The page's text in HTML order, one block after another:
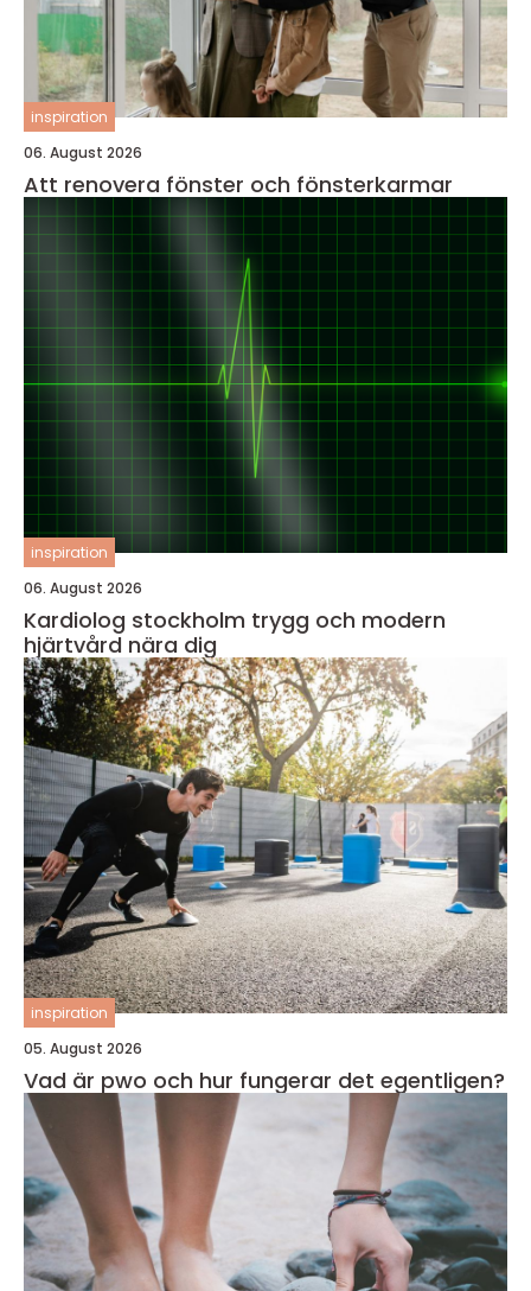
inspiration
06. August 2026
Att renovera fönster och fönsterkarmar
inspiration
06. August 2026
Kardiolog stockholm trygg och modern
hjärtvård nära dig
inspiration
05. August 2026
Vad är pwo och hur fungerar det egentligen?